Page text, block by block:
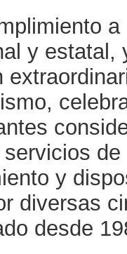
y estatal,
y
diversas
desde